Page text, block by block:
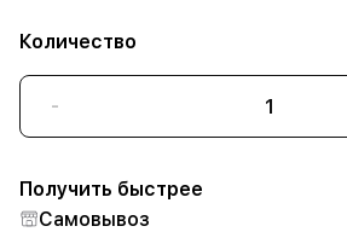
Количество
-
Получить быстрее
Самовывоз